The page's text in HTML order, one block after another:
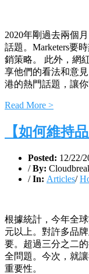
2020年剛過去兩個
話題。Marketers要
銷策略。 此外，網
享他們的看法和意
港的熱門話題，讓
Read More >
【如何維持
Posted: 12/22/
/ By:
/ In: Articles/
根據統計，今年全
元以上。對許多品
要。超過三分之二
全問題。今次，就
重要性。